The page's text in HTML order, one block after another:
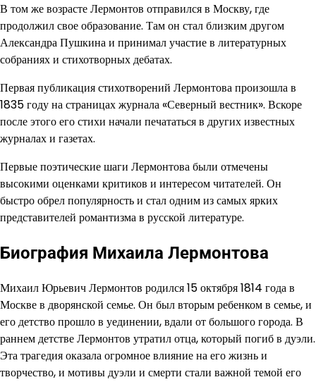
В том же возрасте Лермонтов отправился в Москву, где
продолжил свое образование. Там он стал близким другом
Александра Пушкина и принимал участие в литературных
собраниях и стихотворных дебатах.
Первая публикация стихотворений Лермонтова произошла в
1835 году на страницах журнала «Северный вестник». Вскоре
после этого его стихи начали печататься в других известных
журналах и газетах.
Первые поэтические шаги Лермонтова были отмечены
высокими оценками критиков и интересом читателей. Он
быстро обрел популярность и стал одним из самых ярких
представителей романтизма в русской литературе.
Биография Михаила Лермонтова
Михаил Юрьевич Лермонтов родился 15 октября 1814 года в
Москве в дворянской семье. Он был вторым ребенком в семье, и
его детство прошло в уединении, вдали от большого города. В
раннем детстве Лермонтов утратил отца, который погиб в дуэли.
Эта трагедия оказала огромное влияние на его жизнь и
творчество, и мотивы дуэли и смерти стали важной темой его